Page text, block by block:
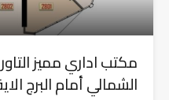
مكتب اداري مميز
الشمالي أمام البرج